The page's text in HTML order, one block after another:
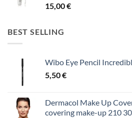
15,00€
BEST SELLING
Wibo Eye Pencil
5,50€
Dermacol Make Up
covering make-up 210